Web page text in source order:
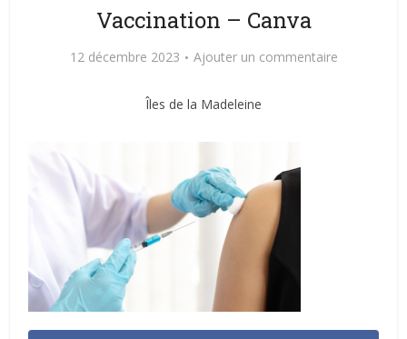
Vaccination – Canva
12 décembre 2023 Ajouter un commentaire
Îles de la Madeleine